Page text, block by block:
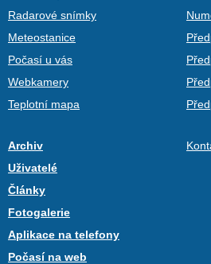
Radarové snímky
Meteostanice
Počasí u vás
Webkamery
Teplotní mapa
Archiv
Uživatelé
Články
Fotogalerie
Aplikace na telefony
Počasí na web